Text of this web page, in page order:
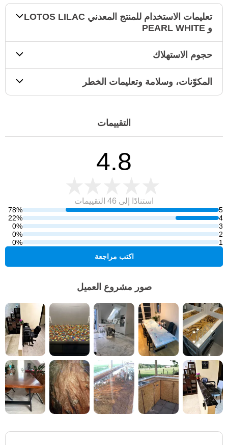
تعليمات الاستخدام للمنتج المعدني LOTOS LILAC
و PEARL WHITE
حجوم الاستهلاك
المكوّنات، وسلامة وتعليمات الخطر
التقييمات
5
78%
4
22%
3
0%
2
0%
1
0%
4.8
استنادًا إلى 46 التقييمات
اكتب مراجعة
صور مشروع العميل